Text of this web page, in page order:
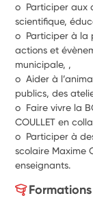
o  Participer
scientifique,
o  Participer à
actions et
municipale, ,
o  Aider à
publics, des
o  Faire vivre la
COULLET en
o  Participer à
scolaire Maxime
enseignants.